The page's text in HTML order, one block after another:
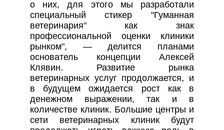
о них, для этого мы разработали
специальный стикер "Гуманная
ветеринария" как знак
профессиональной оценки клиники
рынком", — делится планами
основатель концепции Алексей
Клявин. Развитие рынка
ветеринарных услуг продолжается, и
в будущем ожидается рост как в
денежном выражении, так и в
количестве клиник. Большие центры и
сети ветеринарных клиник будут